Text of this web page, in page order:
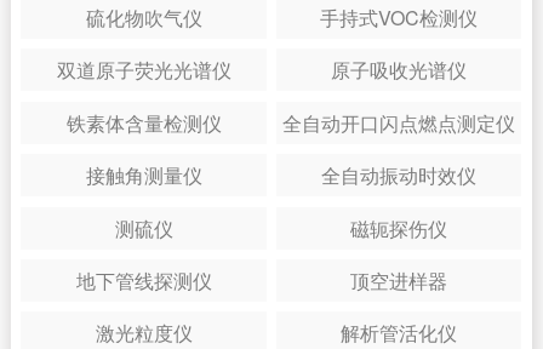
硫化物吹气仪
手持式VOC检测仪
双道原子荧光光谱仪
原子吸收光谱仪
铁素体含量检测仪
全自动开口闪点燃点测定仪
接触角测量仪
全自动振动时效仪
测硫仪
磁轭探伤仪
地下管线探测仪
顶空进样器
激光粒度仪
解析管活化仪